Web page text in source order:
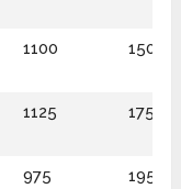
1100 150
1125 175
975 195